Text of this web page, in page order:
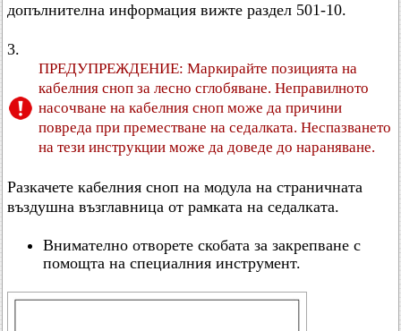
допълнителна информация вижте раздел 501-10.
3.
ПРЕДУПРЕЖДЕНИЕ: Маркирайте позицията на
кабелния сноп за лесно сглобяване. Неправилното
насочване на кабелния сноп може да причини
повреда при преместване на седалката. Неспазването
на тези инструкции може да доведе до нараняване.
Разкачете кабелния сноп на модула на страничната
въздушна възглавница от рамката на седалката.
Внимателно отворете скобата за закрепване с
помощта на специалния инструмент.